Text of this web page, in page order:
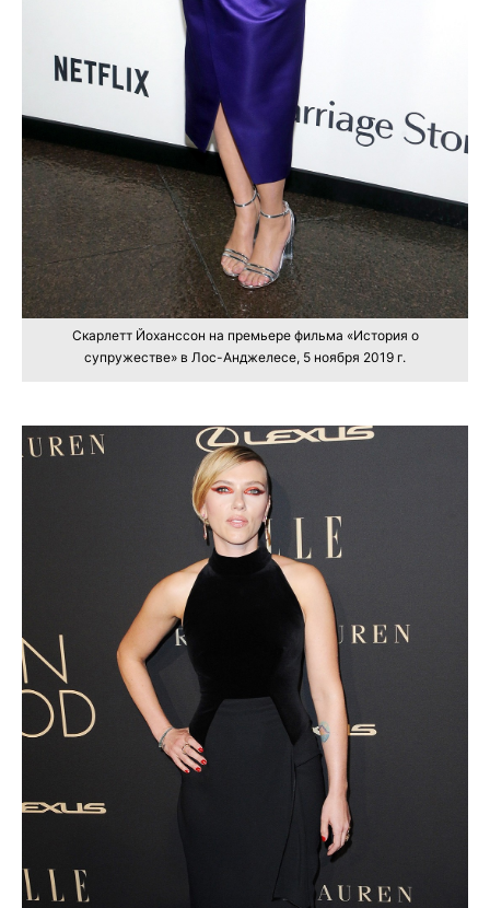
Скарлетт Йоханссон на премьере фильма «История о
супружестве» в Лос-Анджелесе, 5 ноября 2019 г.